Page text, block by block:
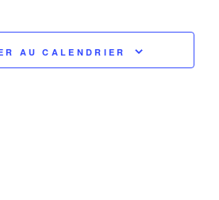
de
vues
AU CALENDRIER